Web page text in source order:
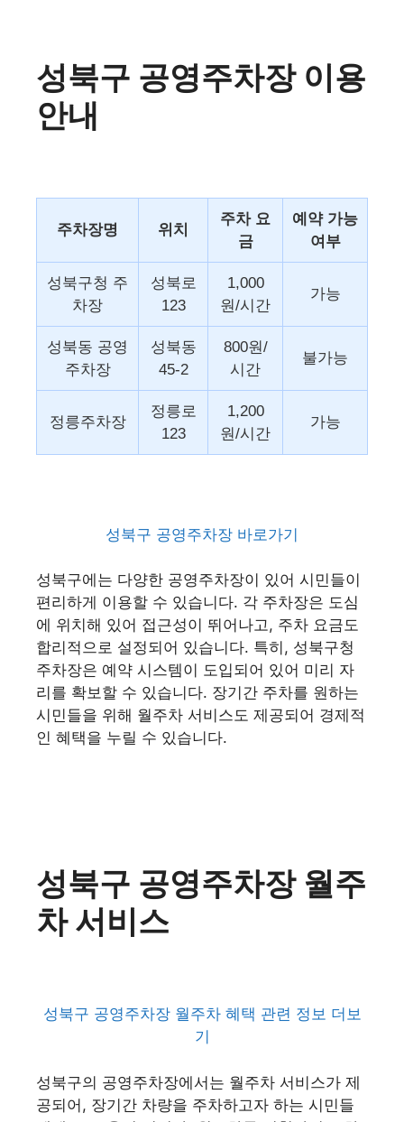
성북구 공영주차장 이용
안내
주차장명 위치
주차 요
금
예약 가능
여부
성북구청 주
차장
성북로
123
1,000
원/시간
가능
성북동 공영
주차장
성북동
45-2
800원/
시간
불가능
정릉주차장
정릉로
123
1,200
원/시간
가능
성북구 공영주차장 바로가기
성북구에는 다양한 공영주차장이 있어 시민들이
편리하게 이용할 수 있습니다. 각 주차장은 도심
에 위치해 있어 접근성이 뛰어나고, 주차 요금도
합리적으로 설정되어 있습니다. 특히, 성북구청
주차장은 예약 시스템이 도입되어 있어 미리 자
리를 확보할 수 있습니다. 장기간 주차를 원하는
시민들을 위해 월주차 서비스도 제공되어 경제적
인 혜택을 누릴 수 있습니다.
성북구 공영주차장 월주
차 서비스
성북구 공영주차장 월주차 혜택 관련 정보 더보
기
성북구의 공영주차장에서는 월주차 서비스가 제
공되어, 장기간 차량을 주차하고자 하는 시민들